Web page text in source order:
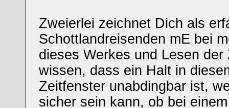
Zweierlei zeichnet Dich als
Schottlandreisenden mE bei
dieses Werkes und Lesen der
wissen, dass ein Halt in
Zeitfenster unabdingbar ist,
sicher sein kann, ob bei